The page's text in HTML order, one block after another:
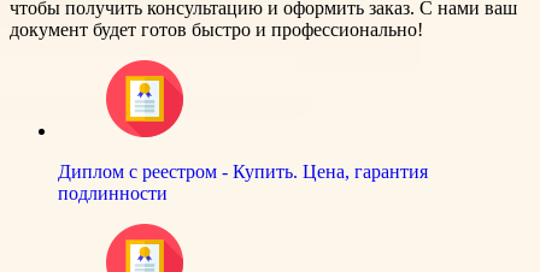
чтобы получить консультацию и оформить заказ. С нами ваш
документ будет готов быстро и профессионально!
Диплом с реестром - Купить. Цена, гарантия
подлинности